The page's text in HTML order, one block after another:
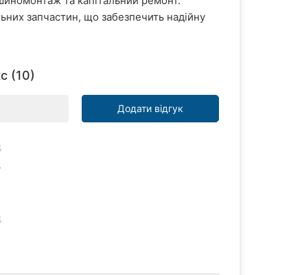
запчастин, що забезпечить надійну
(10)
Додати відгук